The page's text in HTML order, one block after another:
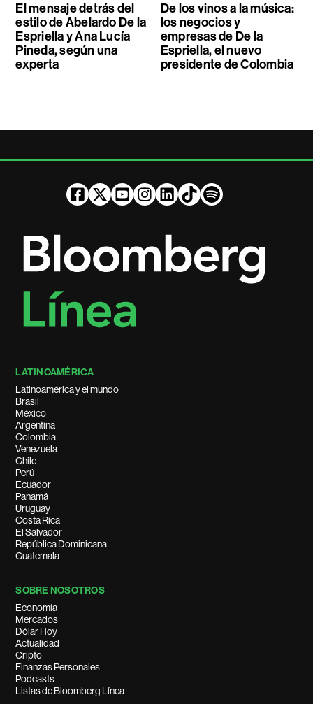
El mensaje detrás del
estilo de Abelardo De la
Espriella y Ana Lucía
Pineda, según una
experta
De los vinos a la música:
los negocios y
empresas de De la
Espriella, el nuevo
presidente de Colombia
LATINOAMÉRICA
Latinoamérica y el mundo
Brasil
México
Argentina
Colombia
Venezuela
Chile
Perú
Ecuador
Panamá
Uruguay
Costa Rica
El Salvador
República Dominicana
Guatemala
SOBRE NOSOTROS
Economía
Mercados
Dólar Hoy
Actualidad
Cripto
Finanzas Personales
Podcasts
Listas de Bloomberg Línea